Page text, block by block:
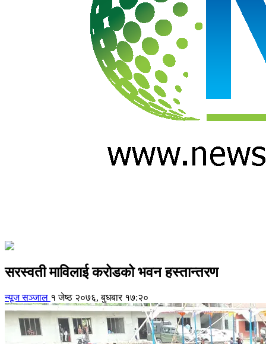
सरस्वती माविलाई करोडको भवन हस्तान्तरण
न्यूज सञ्जाल १ जेष्ठ २०७६, बुधबार १७:२०